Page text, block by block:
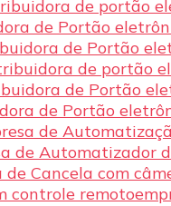
de portão
de Portão
de Portão
de portão
de Portão
de Portão
de
de Automatizador
de Cancela com
controle remoto